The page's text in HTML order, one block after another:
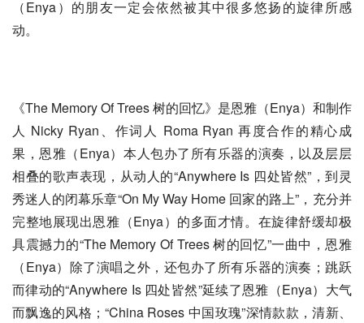
（Enya）的朋友一定会依然被其中很多悠扬的旋律所感
动。
《The Memory Of Trees 树的回忆》是恩雅（Enya）和制作
人 Nicky Ryan、作词人 Roma Ryan 再度合作的精心成
果，恩雅（Enya）本人包办了所有乐器的演奏，以及层层
相叠的歌声表现，从动人的“Anywhere Is 四处皆然”，到灵
秀迷人的闭幕乐章“On My Way Home 回家的路上”，充分并
完整地展现出恩雅（Enya）的多面才情。在旋律舒缓却极
具震撼力的“The Memory Of Trees 树的回忆”一曲中，恩雅
（Enya）除了演唱之外，还包办了所有乐器的演奏；跳跃
而律动的“Anywhere Is 四处皆然”延续了恩雅（Enya）大气
而飘逸的风格；“China Roses 中国玫瑰”深情款款，清新、